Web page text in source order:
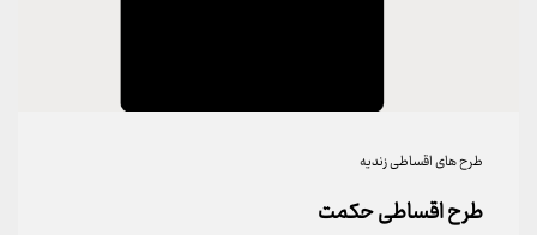
طرح های اقساطی زندیه
طرح اقساطی حکمت